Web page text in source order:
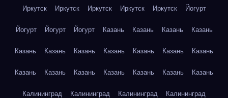
Иркутск Иркутск Иркутск Иркутск Иркутск Йогурт
Йогурт Йогурт Йогурт Казань Казань Казань Казань
Казань Казань Казань Казань Казань Казань Казань
Казань Казань Казань Казань Казань Казань Казань
Калининград Калининград Калининград Калининград